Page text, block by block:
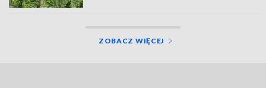
ZOBACZ WIĘCEJ